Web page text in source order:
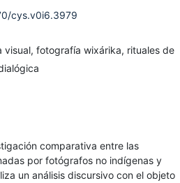
cys.v0i6.3979
visual, fotografía wixárika, rituales de
comparativa entre las
por fotógrafos no indígenas y
un análisis discursivo con el objeto